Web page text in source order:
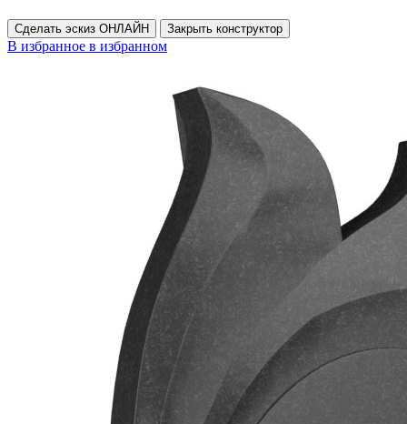
Сделать эскиз ОНЛАЙН Закрыть конструктор
В избранное в избранном